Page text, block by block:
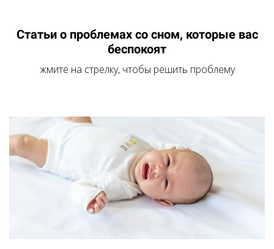
Статьи о проблемах со сном, которые вас
беспокоят
жмите на стрелку, чтобы решить проблему